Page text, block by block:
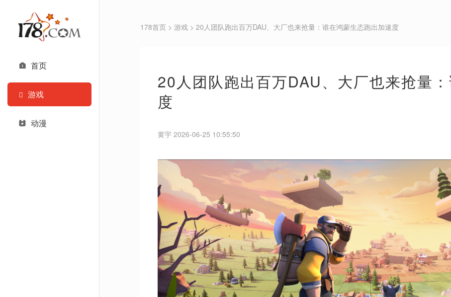
首页
游戏
动漫
178首页 > 游戏 > 20人团队跑出百万DAU、大厂也来抢量：谁在鸿蒙生态跑出加速度
20人团队跑出百万DAU、大厂也来抢量
度
黄宇 2026-06-25 10:55:50